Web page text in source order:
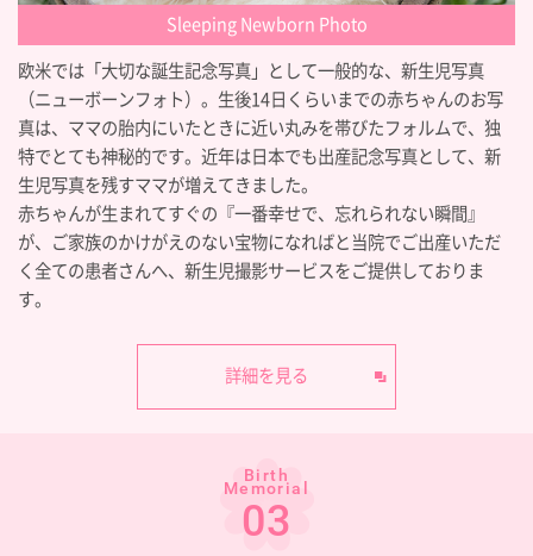
Sleeping Newborn Photo
欧米では「大切な誕生記念写真」として一般的な、新生児写真
（ニューボーンフォト）。生後14日くらいまでの赤ちゃんのお写
真は、ママの胎内にいたときに近い丸みを帯びたフォルムで、独
特でとても神秘的です。近年は日本でも出産記念写真として、新
生児写真を残すママが増えてきました。
赤ちゃんが生まれてすぐの『一番幸せで、忘れられない瞬間』
が、ご家族のかけがえのない宝物になればと当院でご出産いただ
く全ての患者さんへ、新生児撮影サービスをご提供しておりま
す。
詳細を見る
Birth
Memorial
03